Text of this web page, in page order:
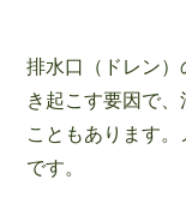
排水口（ドレン
き起こす要因で
こともあります
です。